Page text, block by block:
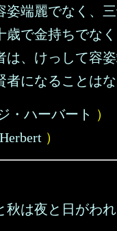
姿端麗でなく、
歳で金持ちでな
は、けっして容
者になることはな
・ハーバート ）
）
秋は夜と日がわ